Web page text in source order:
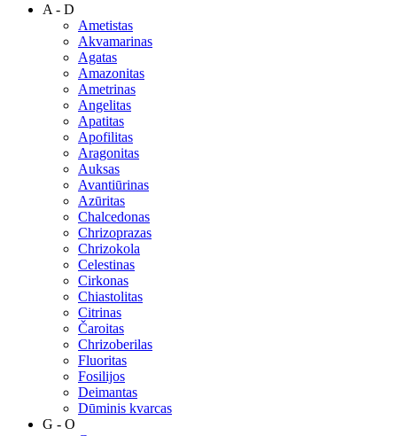
A - D
Ametistas
Akvamarinas
Agatas
Amazonitas
Ametrinas
Angelitas
Apatitas
Apofilitas
Aragonitas
Auksas
Avantiūrinas
Azūritas
Chalcedonas
Chrizoprazas
Chrizokola
Celestinas
Cirkonas
Chiastolitas
Citrinas
Čaroitas
Chrizoberilas
Fluoritas
Fosilijos
Deimantas
Dūminis kvarcas
G - O